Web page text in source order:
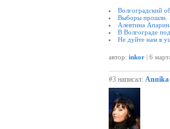
Волгоградский
Выборы прошли.
Алевтина
В Волгограде
Не дуйте нам в
автор: inkor | 6
#3 написал: Annika